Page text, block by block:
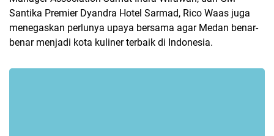
Santika Premier Dyandra Hotel Sarmad, Rico Waas juga
menegaskan perlunya upaya bersama agar Medan benar-
benar menjadi kota kuliner terbaik di Indonesia.